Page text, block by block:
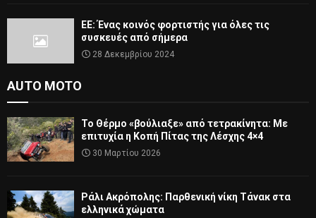
ΕΕ: Ένας κοινός φορτιστής για όλες τις
συσκευές από σήμερα
28 Δεκεμβρίου 2024
AUTO MOTO
Το Θέρμο «βούλιαξε» από τετρακίνητα: Με
επιτυχία η Κοπή Πίτας της Λέσχης 4×4
30 Μαρτίου 2026
Ράλι Ακρόπολης: Παρθενική νίκη Τάνακ στα
ελληνικά χώματα